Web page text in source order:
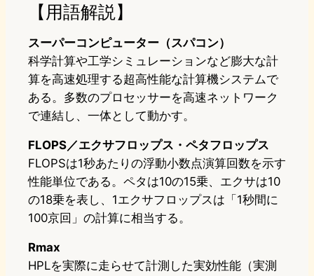
【用語解説】
スーパーコンピューター（スパコン）
科学計算や工学シミュレーションなど膨大な計
算を高速処理する超高性能な計算機システムで
ある。多数のプロセッサーを高速ネットワーク
で連結し、一体として動かす。
FLOPS／エクサフロップス・ペタフロップス
FLOPSは1秒あたりの浮動小数点演算回数を示す
性能単位である。ペタは10の15乗、エクサは10
の18乗を表し、1エクサフロップスは「1秒間に
100京回」の計算に相当する。
Rmax
HPLを実際に走らせて計測した実効性能（実測